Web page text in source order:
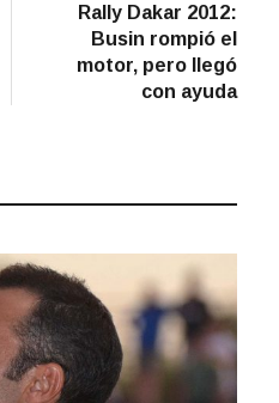
Busin rompió el
motor, pero llegó
con ayuda